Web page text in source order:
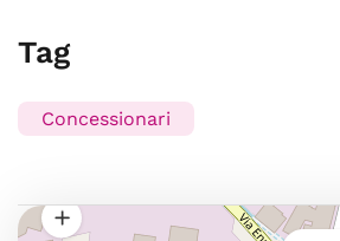
Tag
Concessionari